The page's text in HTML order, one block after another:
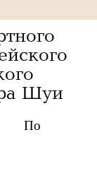
Шуи
По